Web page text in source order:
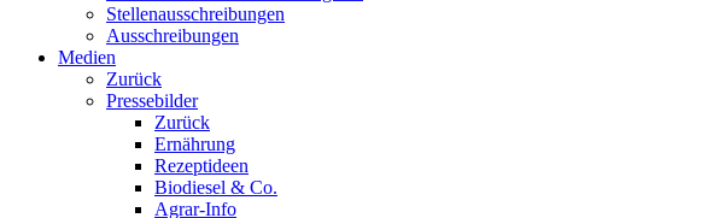
Stellenausschreibungen
Ausschreibungen
Medien
Zurück
Pressebilder
Zurück
Ernährung
Rezeptideen
Biodiesel & Co.
Agrar-Info